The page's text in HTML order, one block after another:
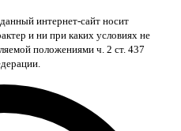
интернет-сайт носит
и ни при каких условиях не
положениями ч. 2 ст. 437